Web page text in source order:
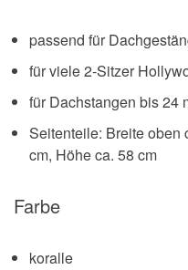
passend für
für viele 2-Sitzer
für Dachstangen bis 24
Seitenteile: Breite oben
cm, Höhe ca. 58 cm
Farbe
koralle